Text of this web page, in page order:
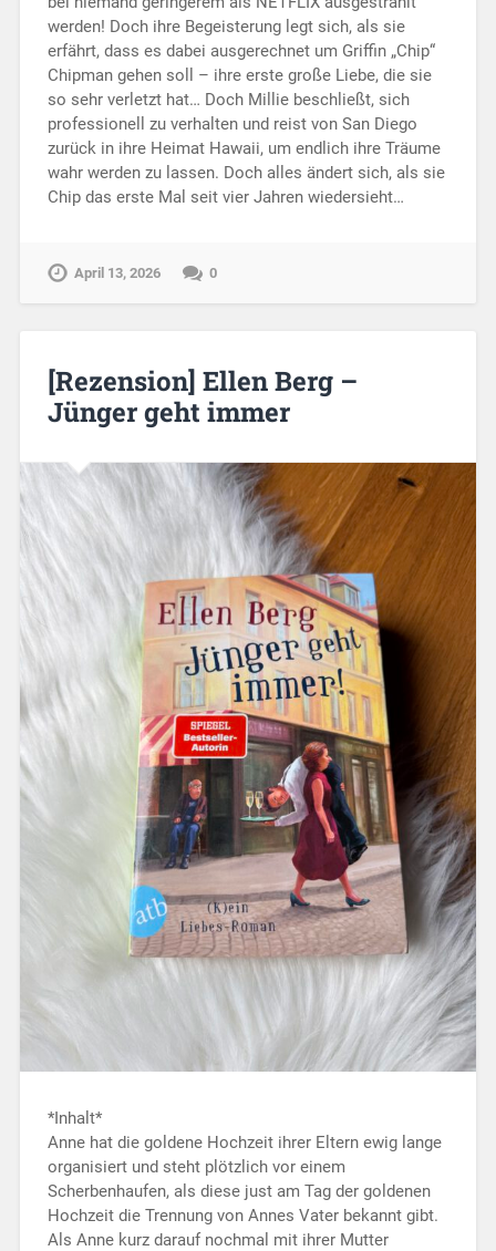
werden! Doch ihre Begeisterung legt sich, als sie
erfährt, dass es dabei ausgerechnet um Griffin „Chip“
Chipman gehen soll – ihre erste große Liebe, die sie
so sehr verletzt hat… Doch Millie beschließt, sich
professionell zu verhalten und reist von San Diego
zurück in ihre Heimat Hawaii, um endlich ihre Träume
wahr werden zu lassen. Doch alles ändert sich, als sie
Chip das erste Mal seit vier Jahren wiedersieht…
April 13, 2026 0
[Rezension] Ellen Berg –
Jünger geht immer
*Inhalt*
Anne hat die goldene Hochzeit ihrer Eltern ewig lange
organisiert und steht plötzlich vor einem
Scherbenhaufen, als diese just am Tag der goldenen
Hochzeit die Trennung von Annes Vater bekannt gibt.
Als Anne kurz darauf nochmal mit ihrer Mutter